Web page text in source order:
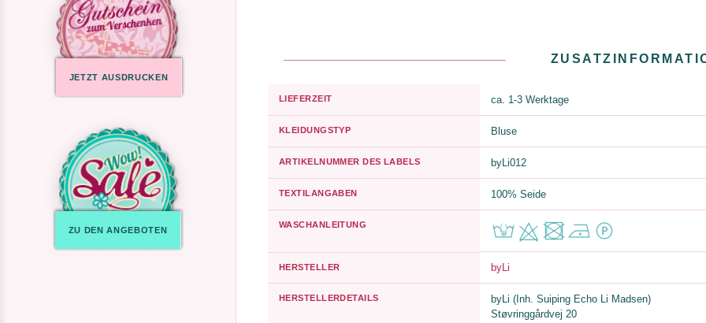
JETZT AUSDRUCKEN
ZU DEN ANGEBOTEN
LIEFERZEIT ca. 1-3 Werktage
KLEIDUNGSTYP Bluse
ARTIKELNUMMER DES LABELS byLi012
TEXTILANGABEN 100% Seide
WASCHANLEITUNG
HERSTELLER byLi
HERSTELLERDETAILS
byLi (Inh. Suiping Echo Li Madsen)
Støvringgårdvej 20